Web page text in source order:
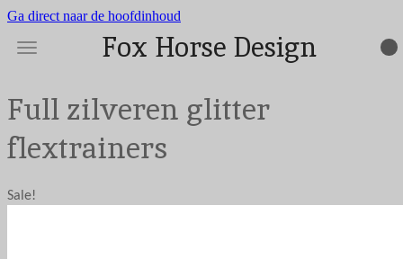
Ga direct naar de hoofdinhoud
Fox Horse Design
Full zilveren glitter
flextrainers
Sale!